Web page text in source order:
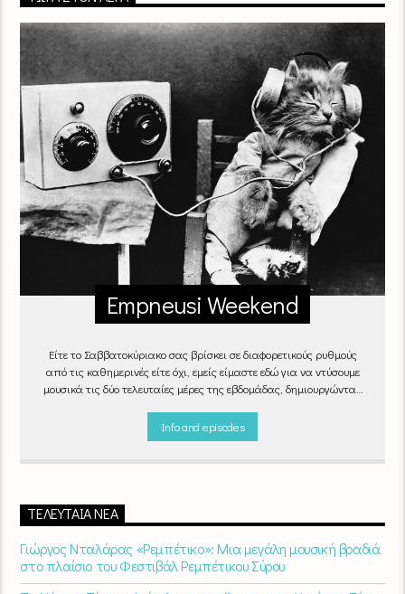
Empneusi Weekend
Είτε το Σαββατοκύριακο σας βρίσκει σε διαφορετικούς ρυθμούς
από τις καθημερινές είτε όχι, εμείς είμαστε εδώ για να ντύσουμε
μουσικά τις δύο τελευταίες μέρες της εβδομάδας, δημιουργώντας
Info and episodes
ΤΕΛΕΥΤΑΊΑ ΝΈΑ
Γιώργος Νταλάρας «Ρεμπέτικο»: Μια μεγάλη μουσική βραδιά
στο πλαίσιο του Φεστιβάλ Ρεμπέτικου Σύρου